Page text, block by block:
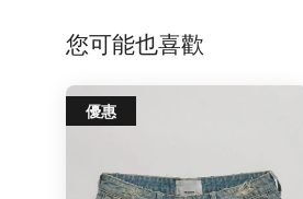
您可能也喜歡
優惠